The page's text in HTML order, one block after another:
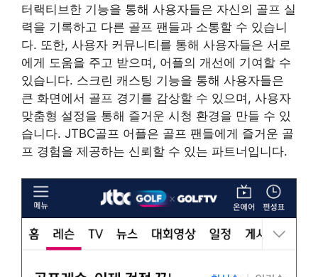
터랙티브한 기능을 통해 사용자들은 자신의 골프 실
력을 기록하고 다른 골프 팬들과 소통할 수 있습니
다. 또한, 사용자 커뮤니티를 통해 사용자들은 서로
에게 도움을 주고 받으며, 어플의 개선에 기여할 수
있습니다. 스크린 캐스팅 기능을 통해 사용자들은
큰 화면에서 골프 경기를 감상할 수 있으며, 사용자
맞춤형 설정을 통해 즐거운 시청 환경을 만들 수 있
습니다. JTBC골프 어플은 골프 팬들에게 즐거운 골
프 경험을 제공하는 신뢰할 수 있는 파트너입니다.